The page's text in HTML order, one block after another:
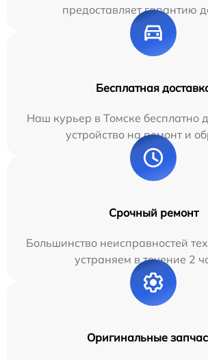
предоставляет гарантию
Бесплатная
Наш курьер в Томске бесплатно
устройство на ремонт и
Срочный ремонт
Большинство неисправностей
устраняем в течение 2
Оригинальные